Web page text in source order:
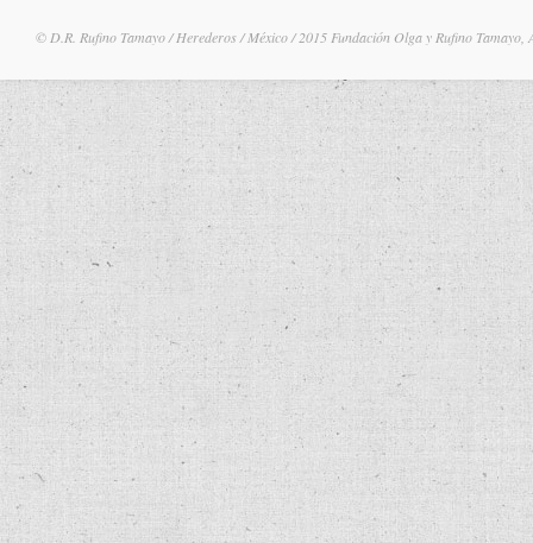
© D.R. Rufino Tamayo / Herederos / México / 2015 Fundación Olga y Rufino Tamayo,